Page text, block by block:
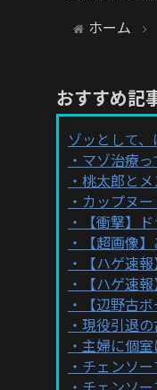
ホーム
おすすめ記
ゾッとして、
マゾ治療
桃太郎と
カップヌ
【衝撃】
【超画像
【ハゲ速
【ハゲ速
【辺野古
現役引退
主婦に個
チェンソ